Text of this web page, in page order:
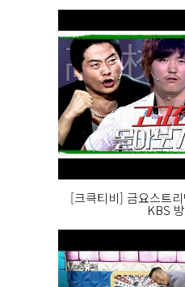
[크큭티비] 금요스트
KBS